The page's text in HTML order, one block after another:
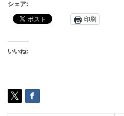
シェア:
印刷
いいね: